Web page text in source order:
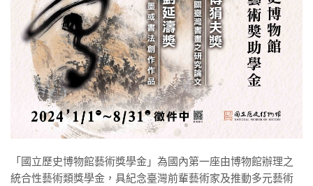
「國立歷史博物館藝術獎學金」為國內第一座由博物館辦理之
統合性藝術類獎學金，具紀念臺灣前輩藝術家及推動多元藝術